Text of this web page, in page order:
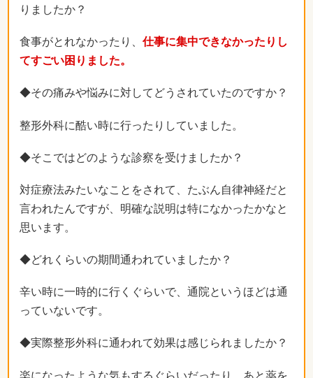
りましたか？
食事がとれなかったり、 仕事に集中できなかったりし
てすごい困りました。
◆その痛みや悩みに対してどうされていたのですか？
整形外科に酷い時に行ったりしていました。
◆そこではどのような診察を受けましたか？
対症療法みたいなことをされて、たぶん自律神経だと
言われたんですが、明確な説明は特になかったかなと
思います。
◆どれくらいの期間通われていましたか？
辛い時に一時的に行くぐらいで、通院というほどは通
っていないです。
◆実際整形外科に通われて効果は感じられましたか？
楽になったような気もするぐらいだったり、あと薬を